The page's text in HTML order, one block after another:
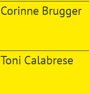
Corinne Brugger
Toni Calabrese